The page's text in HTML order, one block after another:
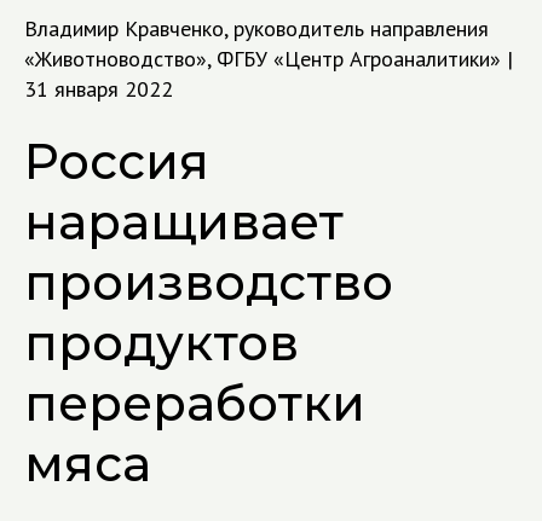
Владимир Кравченко, руководитель направления
«Животноводство», ФГБУ «Центр Агроаналитики» |
31 января 2022
Россия
наращивает
производство
продуктов
переработки
мяса